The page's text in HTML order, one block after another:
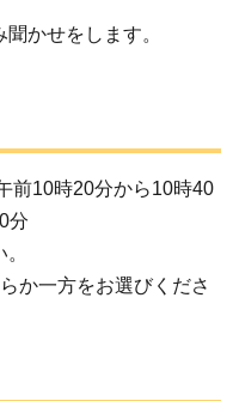
かせをします。
前10時20分から10時40
分
か一方をお選びくださ